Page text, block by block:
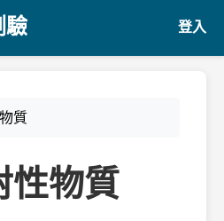
驗 登入
質
性物質